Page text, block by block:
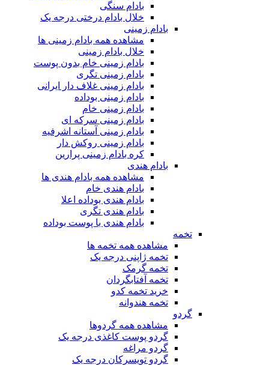
بادام سنگی
خلال بادام درختی درجه یک
بادام زمینی
مشاهده همه بادام زمینی ها
خلال بادام زمینی
بادام زمینی خام بدون پوست
بادام زمینی تگری
بادام زمینی غلاف دار ایرانی
بادام زمینی بوداده
بادام زمینی خام
بادام زمینی سرکه ای
بادام زمینی آستانه اشرفیه
بادام زمینی روکش دار
کره بادام زمینی پرارین
بادام هندی
مشاهده همه بادام هندی ها
بادام هندی خام
بادام هندی بوداده اعلا
بادام هندی تگری
بادام هندی با پوست بوداده
تخمه
مشاهده همه تخمه ها
تخمه ژاپنی درجه یک
تخمه گرمک
تخمه آفتابگردان
خرید تخمه کدو
تخمه هندوانه
گردو
مشاهده همه گردوها
گردو پوست کاغذی درجه یک
گردو مراغه
گردو تویسرکان درجه یک